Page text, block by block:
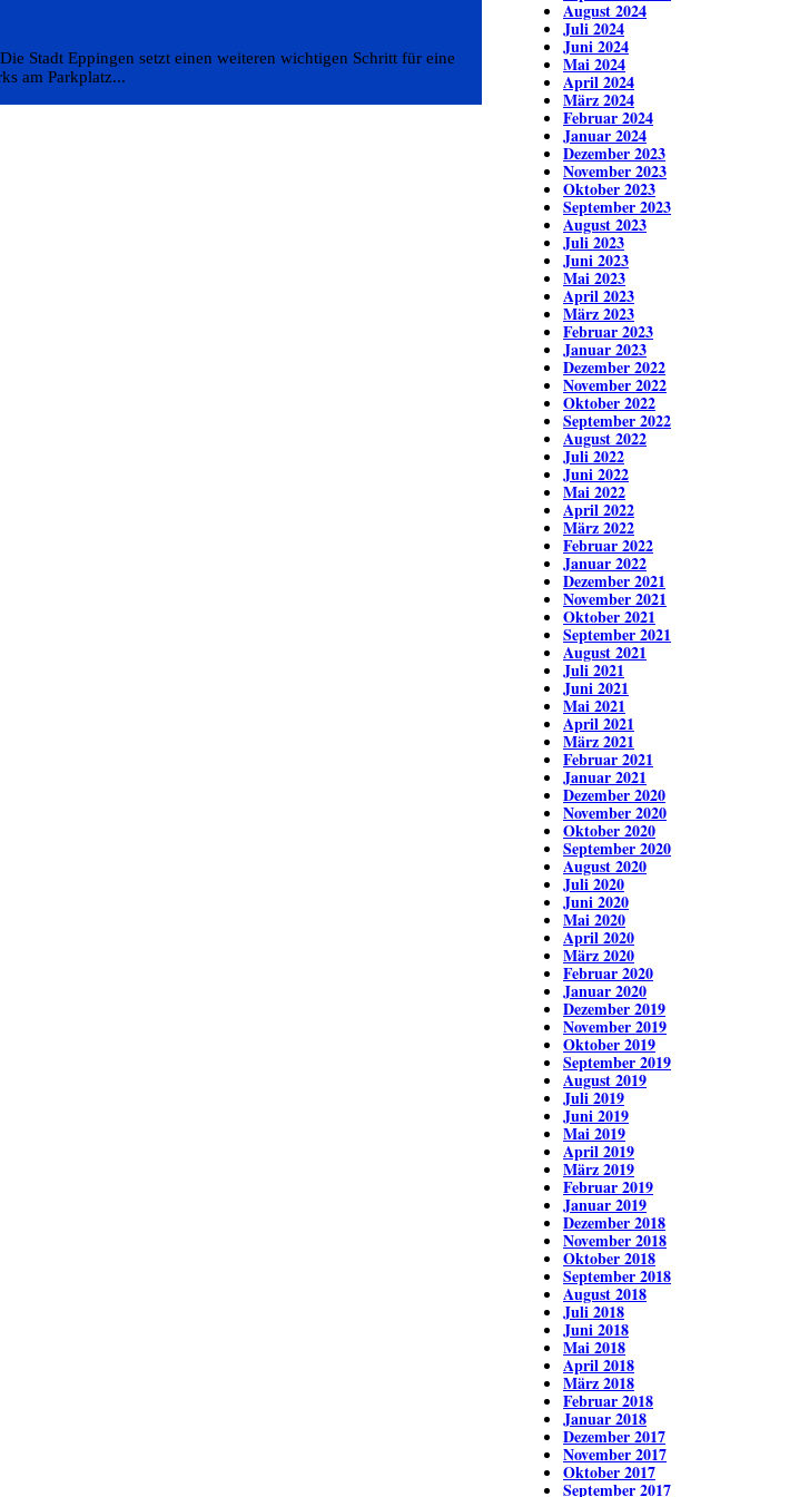
Stadt Eppingen setzt einen weiteren wichtigen Schritt für eine
am Parkplatz...
August 2024
Juli 2024
Juni 2024
Mai 2024
April 2024
März 2024
Februar 2024
Januar 2024
Dezember 2023
November 2023
Oktober 2023
September 2023
August 2023
Juli 2023
Juni 2023
Mai 2023
April 2023
März 2023
Februar 2023
Januar 2023
Dezember 2022
November 2022
Oktober 2022
September 2022
August 2022
Juli 2022
Juni 2022
Mai 2022
April 2022
März 2022
Februar 2022
Januar 2022
Dezember 2021
November 2021
Oktober 2021
September 2021
August 2021
Juli 2021
Juni 2021
Mai 2021
April 2021
März 2021
Februar 2021
Januar 2021
Dezember 2020
November 2020
Oktober 2020
September 2020
August 2020
Juli 2020
Juni 2020
Mai 2020
April 2020
März 2020
Februar 2020
Januar 2020
Dezember 2019
November 2019
Oktober 2019
September 2019
August 2019
Juli 2019
Juni 2019
Mai 2019
April 2019
März 2019
Februar 2019
Januar 2019
Dezember 2018
November 2018
Oktober 2018
September 2018
August 2018
Juli 2018
Juni 2018
Mai 2018
April 2018
März 2018
Februar 2018
Januar 2018
Dezember 2017
November 2017
Oktober 2017
September 2017